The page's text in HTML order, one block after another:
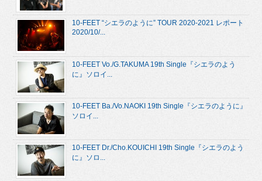
10-FEET “シエラのように” TOUR 2020-2021 レポート
2020/10/...
10-FEET Vo./G.TAKUMA 19th Single『シエラのよう
に』ソロイ...
10-FEET Ba./Vo.NAOKI 19th Single『シエラのように』
ソロイ...
10-FEET Dr./Cho.KOUICHI 19th Single『シエラのよう
に』ソロ...